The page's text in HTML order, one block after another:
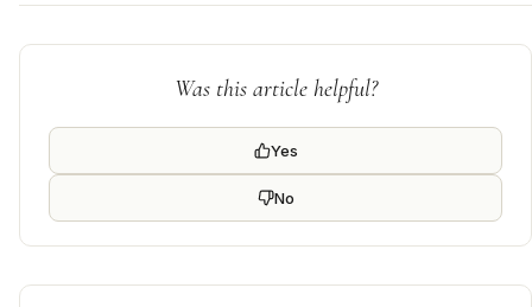
Was this article helpful?
Yes
No